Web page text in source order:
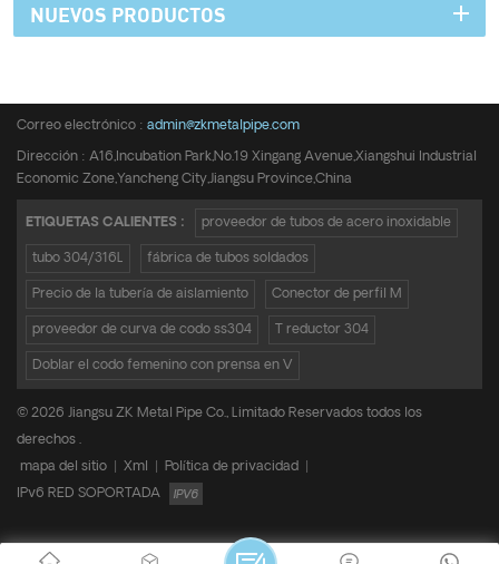
NUEVOS PRODUCTOS
Correo electrónico : admin@zkmetalpipe.com
Dirección : A16,Incubation Park,No.19 Xingang Avenue,Xiangshui Industrial
Economic Zone,Yancheng City,Jiangsu Province,China
ETIQUETAS CALIENTES : proveedor de tubos de acero inoxidable
tubo 304/316L fábrica de tubos soldados
Precio de la tubería de aislamiento Conector de perfil M
proveedor de curva de codo ss304 T reductor 304
Doblar el codo femenino con prensa en V
© 2026 Jiangsu ZK Metal Pipe Co., Limitado Reservados todos los
derechos .
mapa del sitio
Xml Política de privacidad
IPv6 RED SOPORTADA